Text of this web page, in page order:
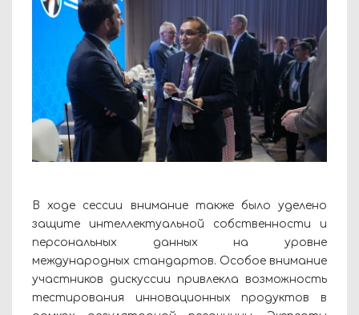
В ходе сессии внимание также было уделено
защите интеллектуальной собственности и
персональных данных на уровне
международных стандартов. Особое внимание
участников дискуссии привлекла возможность
тестирования инновационных продуктов в